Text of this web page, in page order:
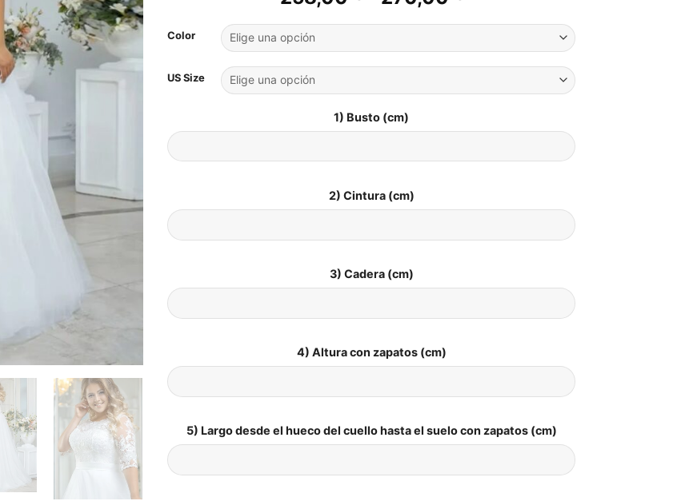
desde
258,00 €
hasta
Color
US Size
1) Busto (cm)
2) Cintura (cm)
3) Cadera (cm)
4) Altura con zapatos (cm)
5) Largo desde el hueco del cuello hasta el suelo con zapatos (cm)